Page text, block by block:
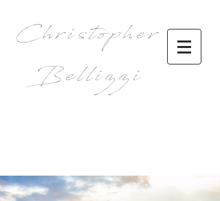
Christopher
Bellizzi